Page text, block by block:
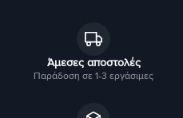
Άμεσες αποστολές
Παράδοση σε 1-3 εργάσιμες